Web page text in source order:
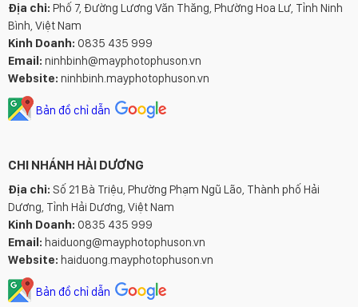
Địa chỉ: Phố 7, Đường Lương Văn Thăng, Phường Hoa Lư, Tỉnh Ninh
Bình, Việt Nam
Kinh Doanh: 0835 435 999
Email: ninhbinh@mayphotophuson.vn
Website: ninhbinh.mayphotophuson.vn
Bản đồ chỉ dẫn
CHI NHÁNH HẢI DƯƠNG
Địa chỉ: Số 21 Bà Triệu, Phường Phạm Ngũ Lão, Thành phố Hải
Dương, Tỉnh Hải Dương, Việt Nam
Kinh Doanh: 0835 435 999
Email: haiduong@mayphotophuson.vn
Website: haiduong.mayphotophuson.vn
Bản đồ chỉ dẫn